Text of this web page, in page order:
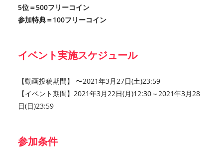
5位＝500フリーコイン
参加特典＝100フリーコイン
イベント実施スケジュール
【動画投稿期間】 〜2021年3月27日(土)23:59
【イベント期間】2021年3月22日(月)12:30～2021年3月28
日(日)23:59
参加条件